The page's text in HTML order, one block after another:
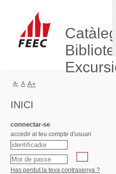
A- A A+
INICI
connectar-se
accedir al teu compte d'usuari
Has perdut la teva contrasenya ?